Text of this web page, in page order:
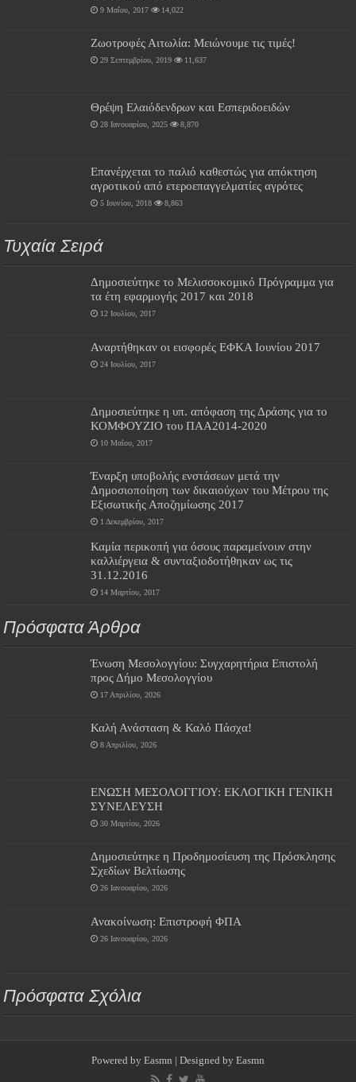
9 Μαΐου, 2017 14,022
Ζωοτροφές Αιτωλία: Μειώνουμε τις τιμές!
29 Σεπτεμβρίου, 2019 11,637
Θρέψη Ελαιόδενδρων και Εσπεριδοειδών
28 Ιανουαρίου, 2025 8,870
Επανέρχεται το παλιό καθεστώς για απόκτηση
αγροτικού από ετεροεπαγγελματίες αγρότες
5 Ιουνίου, 2018 8,863
Τυχαία Σειρά
Δημοσιεύτηκε το Μελισσοκομικό Πρόγραμμα για
τα έτη εφαρμογής 2017 και 2018
12 Ιουλίου, 2017
Αναρτήθηκαν οι εισφορές ΕΦΚΑ Ιουνίου 2017
24 Ιουλίου, 2017
Δημοσιεύτηκε η υπ. απόφαση της Δράσης για το
ΚΟΜΦΟΥΖΙΟ του ΠΑΑ2014-2020
10 Μαΐου, 2017
Έναρξη υποβολής ενστάσεων μετά την
Δημοσιοποίηση των δικαιούχων του Μέτρου της
Εξισωτικής Αποζημίωσης 2017
1 Δεκεμβρίου, 2017
Καμία περικοπή για όσους παραμείνουν στην
καλλιέργεια & συνταξιοδοτήθηκαν ως τις
31.12.2016
14 Μαρτίου, 2017
Πρόσφατα Άρθρα
Ένωση Μεσολογγίου: Συγχαρητήρια Επιστολή
προς Δήμο Μεσολογγίου
17 Απριλίου, 2026
Καλή Ανάσταση & Καλό Πάσχα!
8 Απριλίου, 2026
ΕΝΩΣΗ ΜΕΣΟΛΟΓΓΙΟΥ: ΕΚΛΟΓΙΚΗ ΓΕΝΙΚΗ
ΣΥΝΕΛΕΥΣΗ
30 Μαρτίου, 2026
Δημοσιεύτηκε η Προδημοσίευση της Πρόσκλησης
Σχεδίων Βελτίωσης
26 Ιανουαρίου, 2026
Ανακοίνωση: Επιστροφή ΦΠΑ
26 Ιανουαρίου, 2026
Πρόσφατα Σχόλια
Powered by Easmn | Designed by Easmn